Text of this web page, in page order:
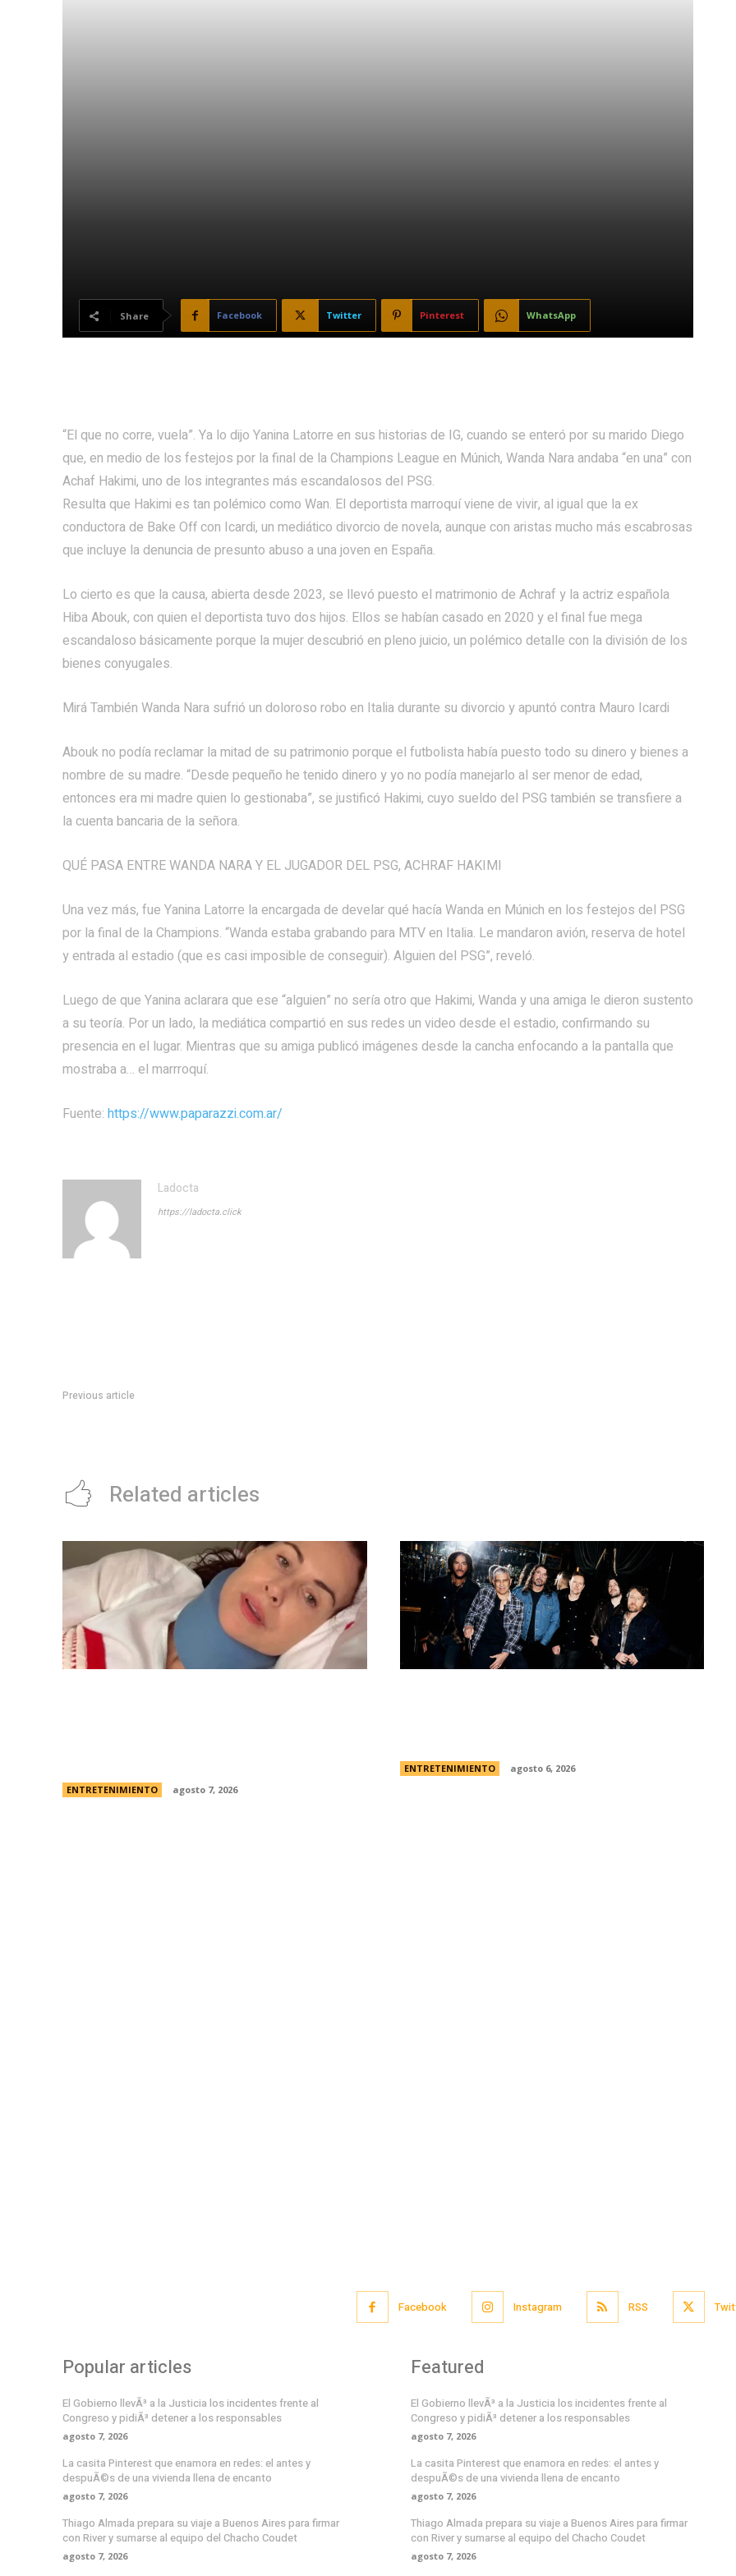
Share Facebook Twitter Pinterest WhatsApp
“El que no corre, vuela”. Ya lo dijo Yanina Latorre en sus historias de IG, cuando se enteró por su marido Diego
que, en medio de los festejos por la final de la Champions League en Múnich, Wanda Nara andaba “en una” con
Achaf Hakimi, uno de los integrantes más escandalosos del PSG.
Resulta que Hakimi es tan polémico como Wan. El deportista marroquí viene de vivir, al igual que la ex
conductora de Bake Off con Icardi, un mediático divorcio de novela, aunque con aristas mucho más escabrosas
que incluye la denuncia de presunto abuso a una joven en España.
Lo cierto es que la causa, abierta desde 2023, se llevó puesto el matrimonio de Achraf y la actriz española
Hiba Abouk, con quien el deportista tuvo dos hijos. Ellos se habían casado en 2020 y el final fue mega
escandaloso básicamente porque la mujer descubrió en pleno juicio, un polémico detalle con la división de los
bienes conyugales.
Mirá También Wanda Nara sufrió un doloroso robo en Italia durante su divorcio y apuntó contra Mauro Icardi
Abouk no podía reclamar la mitad de su patrimonio porque el futbolista había puesto todo su dinero y bienes a
nombre de su madre. “Desde pequeño he tenido dinero y yo no podía manejarlo al ser menor de edad,
entonces era mi madre quien lo gestionaba”, se justificó Hakimi, cuyo sueldo del PSG también se transfiere a
la cuenta bancaria de la señora.
QUÉ PASA ENTRE WANDA NARA Y EL JUGADOR DEL PSG, ACHRAF HAKIMI
Una vez más, fue Yanina Latorre la encargada de develar qué hacía Wanda en Múnich en los festejos del PSG
por la final de la Champions. “Wanda estaba grabando para MTV en Italia. Le mandaron avión, reserva de hotel
y entrada al estadio (que es casi imposible de conseguir). Alguien del PSG”, reveló.
Luego de que Yanina aclarara que ese “alguien” no sería otro que Hakimi, Wanda y una amiga le dieron sustento
a su teoría. Por un lado, la mediática compartió en sus redes un video desde el estadio, confirmando su
presencia en el lugar. Mientras que su amiga publicó imágenes desde la cancha enfocando a la pantalla que
mostraba a… el marrroquí.
Fuente: https://www.paparazzi.com.ar/
Ladocta
https://ladocta.click
Previous article
Related articles
ENTRETENIMIENTO agosto 7, 2026
ENTRETENIMIENTO agosto 6, 2026
Facebook Instagram RSS
Popular articles
El Gobierno llevÃ³ a la Justicia los incidentes frente al
Congreso y pidiÃ³ detener a los responsables
agosto 7, 2026
La casita Pinterest que enamora en redes: el antes y
despuÃ©s de una vivienda llena de encanto
agosto 7, 2026
Thiago Almada prepara su viaje a Buenos Aires para firmar
con River y sumarse al equipo del Chacho Coudet
agosto 7, 2026
Featured
El Gobierno llevÃ³ a la Justicia los incidentes frente al
Congreso y pidiÃ³ detener a los responsables
agosto 7, 2026
La casita Pinterest que enamora en redes: el antes y
despuÃ©s de una vivienda llena de encanto
agosto 7, 2026
Thiago Almada prepara su viaje a Buenos Aires para firmar
con River y sumarse al equipo del Chacho Coudet
agosto 7, 2026